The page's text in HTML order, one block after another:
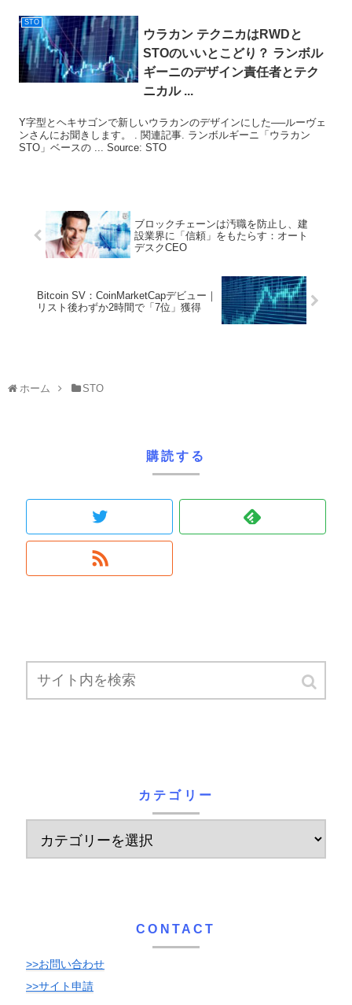
STO
ウラカン テクニカはRWDと
STOのいいとこどり？ ランボル
ギーニのデザイン責任者とテク
ニカル ...
Y字型とヘキサゴンで新しいウラカンのデザインにした──ルーヴェ
ンさんにお聞きします。 . 関連記事. ランボルギーニ「ウラカン
STO」ベースの ... Source: STO
ブロックチェーンは汚職を防止し、建
設業界に「信頼」をもたらす：オート
デスクCEO
Bitcoin SV：CoinMarketCapデビュー｜
リスト後わずか2時間で「7位」獲得
ホーム STO
購読する
カテゴリー
CONTACT
>>お問い合わせ
>>サイト申請